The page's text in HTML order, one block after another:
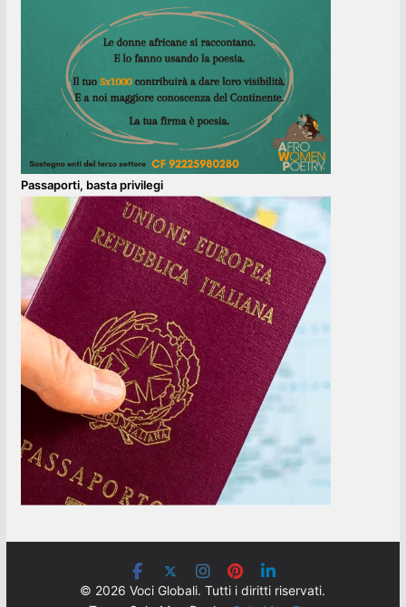
Passaporti, basta privilegi
© 2026 Voci Globali. Tutti i diritti riservati.